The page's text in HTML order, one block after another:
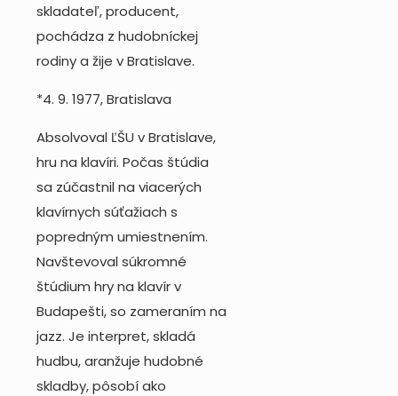
skladateľ, producent,
pochádza z hudobníckej
rodiny a žije v Bratislave.
*4. 9. 1977, Bratislava
Absolvoval ĽŠU v Bratislave,
hru na klavíri. Počas štúdia
sa zúčastnil na viacerých
klavírnych súťažiach s
popredným umiestnením.
Navštevoval súkromné
štúdium hry na klavír v
Budapešti, so zameraním na
jazz. Je interpret, skladá
hudbu, aranžuje hudobné
skladby, pôsobí ako